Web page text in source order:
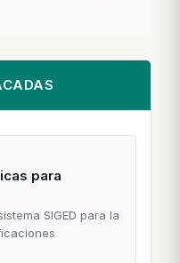
para
SIGED para la